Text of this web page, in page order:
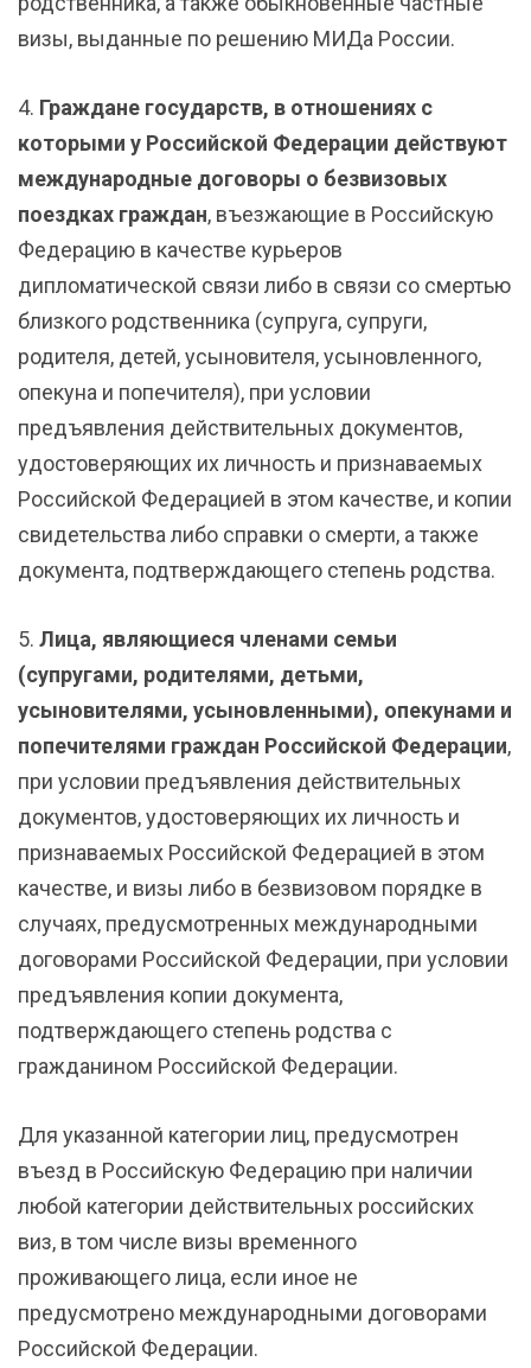
визы, выданные по решению МИДа России.
4. Граждане государств, в отношениях с
которыми у Российской Федерации действуют
международные договоры о безвизовых
поездках граждан, въезжающие в Российскую
Федерацию в качестве курьеров
дипломатической связи либо в связи со смертью
близкого родственника (супруга, супруги,
родителя, детей, усыновителя, усыновленного,
опекуна и попечителя), при условии
предъявления действительных документов,
удостоверяющих их личность и признаваемых
Российской Федерацией в этом качестве, и копии
свидетельства либо справки о смерти, а также
документа, подтверждающего степень родства.
5. Лица, являющиеся членами семьи
(супругами, родителями, детьми,
усыновителями, усыновленными), опекунами и
попечителями граждан Российской Федерации,
при условии предъявления действительных
документов, удостоверяющих их личность и
признаваемых Российской Федерацией в этом
качестве, и визы либо в безвизовом порядке в
случаях, предусмотренных международными
договорами Российской Федерации, при условии
предъявления копии документа,
подтверждающего степень родства с
гражданином Российской Федерации.
Для указанной категории лиц, предусмотрен
въезд в Российскую Федерацию при наличии
любой категории действительных российских
виз, в том числе визы временного
проживающего лица, если иное не
предусмотрено международными договорами
Российской Федерации.